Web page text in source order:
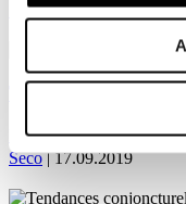
Seco| 02.03.2020
Marché du travail
Seco| 17.09.2019